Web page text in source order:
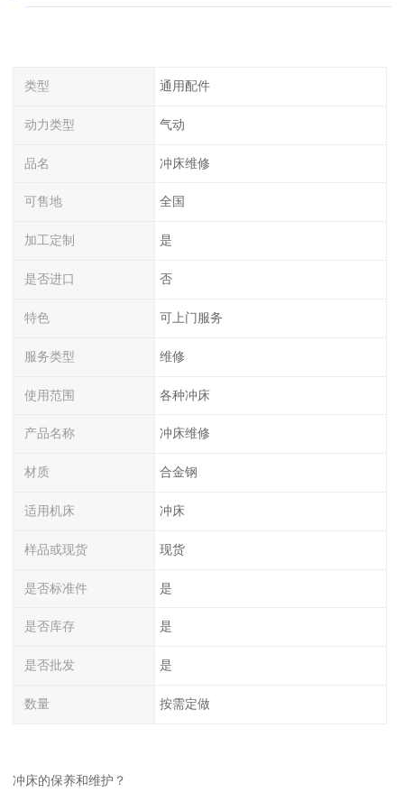
类型 通用配件
动力类型 气动
品名 冲床维修
可售地 全国
加工定制 是
是否进口 否
特色 可上门服务
服务类型 维修
使用范围 各种冲床
产品名称 冲床维修
材质 合金钢
适用机床 冲床
样品或现货 现货
是否标准件 是
是否库存 是
是否批发 是
数量 按需定做
冲床的保养和维护？